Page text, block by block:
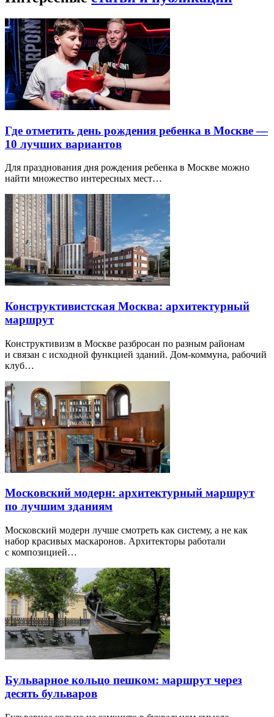
Где отметить день рождения ребенка в Москве —
10 лучших вариантов
Для празднования дня рождения ребенка в Москве можно
найти множество интересных мест…
Конструктивистская Москва: архитектурный
маршрут
Конструктивизм в Москве разбросан по разным районам
и связан с исходной функцией зданий. Дом-коммуна, рабочий
клуб…
Московский модерн: архитектурный маршрут
по лучшим зданиям
Московский модерн лучше смотреть как систему, а не как
набор красивых маскаронов. Архитекторы работали
с композицией…
Бульварное кольцо пешком: маршрут через
десять бульваров